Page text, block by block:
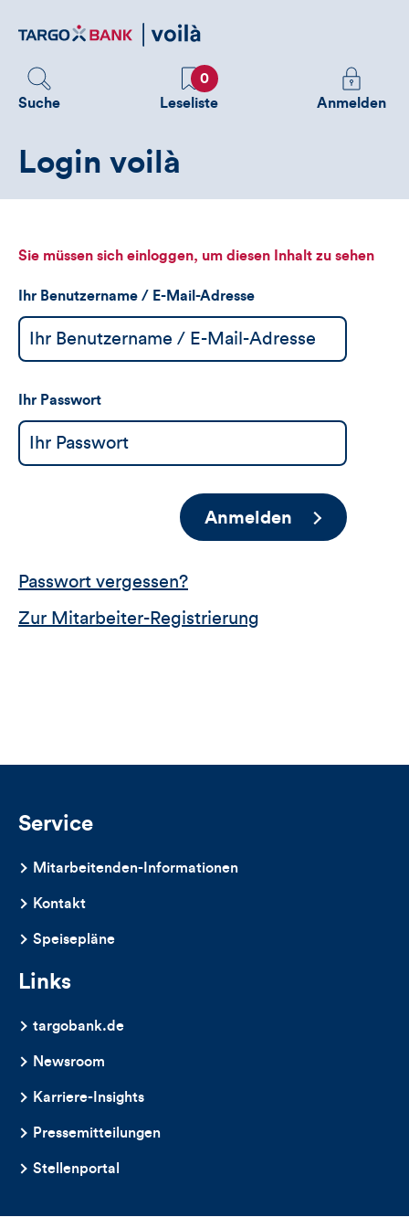
zum
Suche
Favoriten
0
Leseliste
Melden
Sie
sehen
Anmelden
Login voilà
Sie müssen sich einloggen, um diesen Inhalt zu sehen
Ihr Benutzername / E-Mail-Adresse
Ihr Passwort
Anmelden
Passwort vergessen?
Zur Mitarbeiter-Registrierung
Service
Mitarbeitenden-Informationen
Kontakt
Speisepläne
Links
targobank.de
Newsroom
Karriere-Insights
Pressemitteilungen
Stellenportal